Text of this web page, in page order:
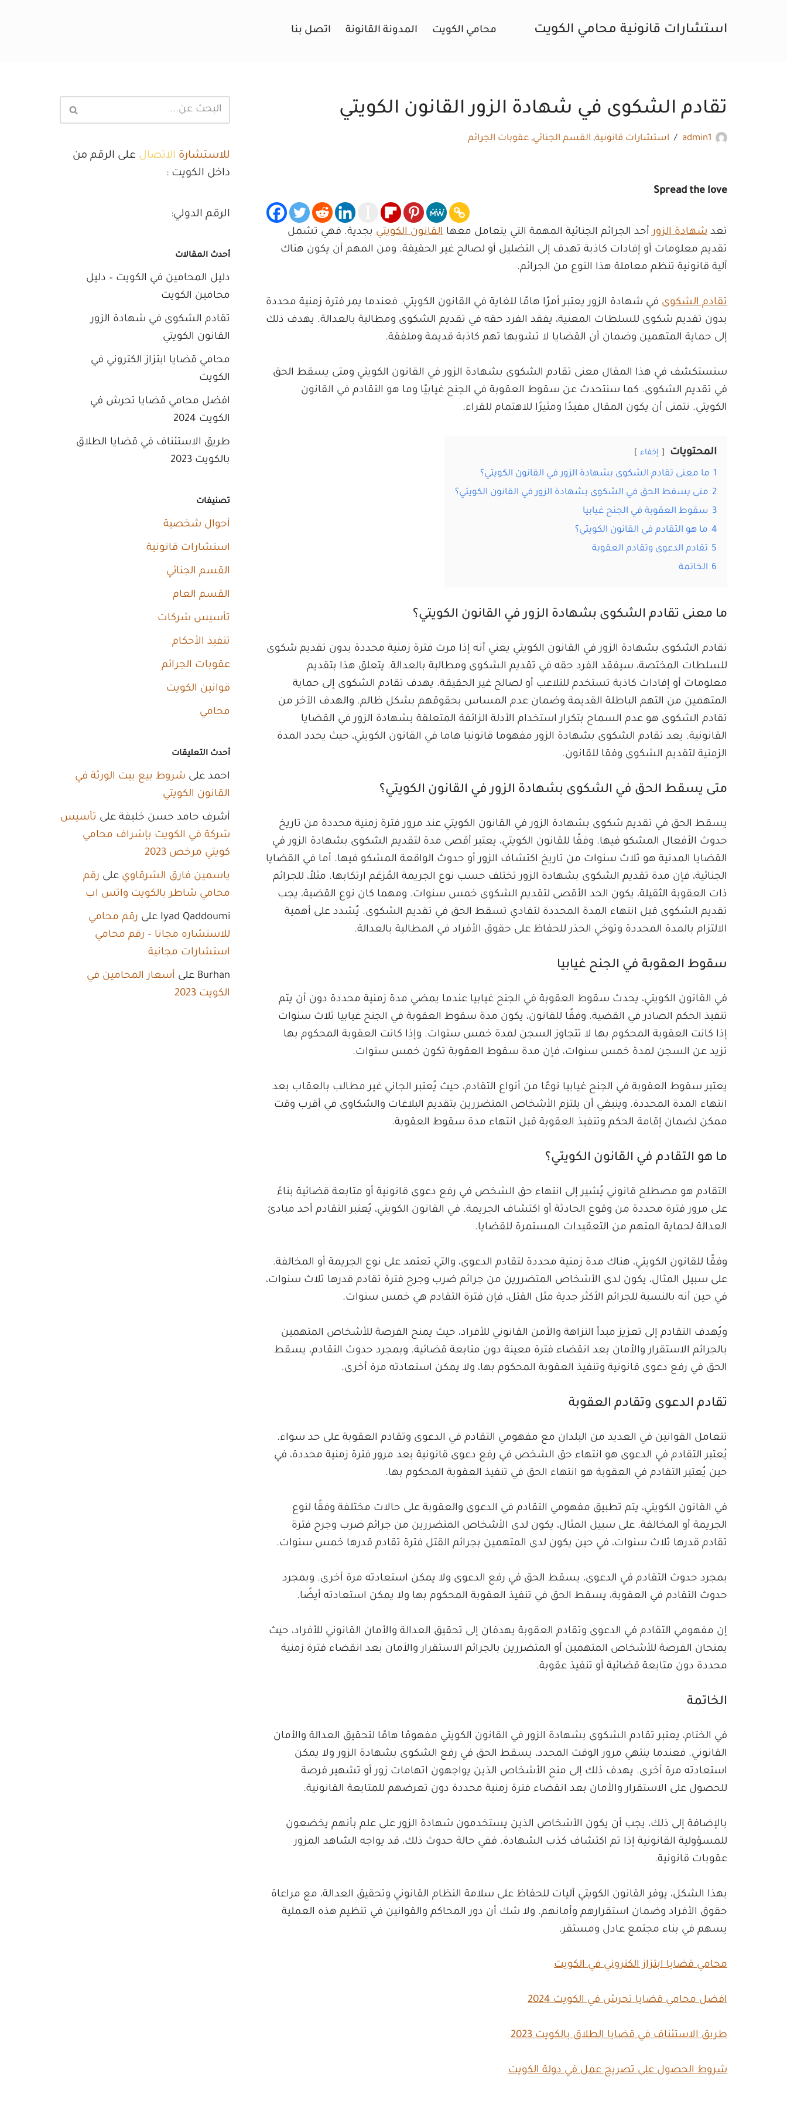
استشارات قانونية محامي الكويت محامي الكويت المدونة القانونة اتصل بنا
تقادم الشكوى في شهادة الزور القانون الكويتي
admin1 استشارات قانونية, القسم الجنائي, عقوبات الجرائم
Spread the love
تعد شهادة الزورأحد الجرائم الجنائية المهمة التي يتعامل معها القانون الكويتي بجدية. فهي تشمل
تقديم معلومات أو إفادات كاذبة تهدف إلى التضليل أو لصالح غير الحقيقة. ومن المهم أن يكون هناك
آلية قانونية تنظم معاملة هذا النوع من الجرائم.
تقادم الشكوى في شهادة الزور يعتبر أمرًا هامًا للغاية في القانون الكويتي. فعندما يمر فترة زمنية محددة
بدون تقديم شكوى للسلطات المعنية، يفقد الفرد حقه في تقديم الشكوى ومطالبة بالعدالة. يهدف ذلك
إلى حماية المتهمين وضمان أن القضايا لا تشوبها تهم كاذبة قديمة وملفقة.
سنستكشف في هذا المقال معنى تقادم الشكوى بشهادة الزور في القانون الكويتي ومتى يسقط الحق
في تقديم الشكوى. كما سنتحدث عن سقوط العقوبة في الجنح غيابيًا وما هو التقادم في القانون
الكويتي. نتمنى أن يكون المقال مفيدًا ومثيرًا للاهتمام للقراء.
المحتويات إخفاء
1 ما معنى تقادم الشكوى بشهادة الزور في القانون الكويتي؟
2 متى يسقط الحق في الشكوى بشهادة الزور في القانون الكويتي؟
3 سقوط العقوبة في الجنح غيابيا
4 ما هو التقادم في القانون الكويتي؟
5 تقادم الدعوى وتقادم العقوبة
6 الخاتمة
ما معنى تقادم الشكوى بشهادة الزور في القانون الكويتي؟
تقادم الشكوى بشهادة الزور في القانون الكويتي يعني أنه إذا مرت فترة زمنية محددة بدون تقديم شكوى
للسلطات المختصة، سيفقد الفرد حقه في تقديم الشكوى ومطالبة بالعدالة. يتعلق هذا بتقديم
معلومات أو إفادات كاذبة تستخدم للتلاعب أو لصالح غير الحقيقة. يهدف تقادم الشكوى إلى حماية
المتهمين من التهم الباطلة القديمة وضمان عدم المساس بحقوقهم بشكل ظالم. والهدف الآخر من
تقادم الشكوى هو عدم السماح بتكرار استخدام الأدلة الزائفة المتعلقة بشهادة الزور في القضايا
القانونية. يعد تقادم الشكوى بشهادة الزور مفهوما قانونيا هاما في القانون الكويتي، حيث يحدد المدة
الزمنية لتقديم الشكوى وفقا للقانون.
متى يسقط الحق في الشكوى بشهادة الزور في القانون الكويتي؟
يسقط الحق في تقديم شكوى بشهادة الزور في القانون الكويتي عند مرور فترة زمنية محددة من تاريخ
حدوث الأفعال المشكو فيها. وفقًا للقانون الكويتي، يعتبر أقصى مدة لتقديم الشكوى بشهادة الزور في
القضايا المدنية هو ثلاث سنوات من تاريخ اكتشاف الزور أو حدوث الواقعة المشكو فيها. أما في القضايا
الجنائية، فإن مدة تقديم الشكوى بشهادة الزور تختلف حسب نوع الجريمة المُزعَم ارتكابها. مثلاً، للجرائم
ذات العقوبة الثقيلة، يكون الحد الأقصى لتقديم الشكوى خمس سنوات. ومهما كان نوع القضية، يجب
تقديم الشكوى قبل انتهاء المدة المحددة لتفادي تسقط الحق في تقديم الشكوى. يُشدد على أهمية
الالتزام بالمدة المحددة وتوخي الحذر للحفاظ على حقوق الأفراد في المطالبة بالعدالة.
سقوط العقوبة في الجنح غيابيا
في القانون الكويتي، يحدث سقوط العقوبة في الجنح غيابيا عندما يمضي مدة زمنية محددة دون أن يتم
تنفيذ الحكم الصادر في القضية. وفقًا للقانون، يكون مدة سقوط العقوبة في الجنح غيابيا ثلاث سنوات
إذا كانت العقوبة المحكوم بها لا تتجاوز السجن لمدة خمس سنوات. وإذا كانت العقوبة المحكوم بها
تزيد عن السجن لمدة خمس سنوات، فإن مدة سقوط العقوبة تكون خمس سنوات.
يعتبر سقوط العقوبة في الجنح غيابيا نوعًا من أنواع التقادم، حيث يُعتبر الجاني غير مطالب بالعقاب بعد
انتهاء المدة المحددة. وينبغي أن يلتزم الأشخاص المتضررين بتقديم البلاغات والشكاوى في أقرب وقت
ممكن لضمان إقامة الحكم وتنفيذ العقوبة قبل انتهاء مدة سقوط العقوبة.
ما هو التقادم في القانون الكويتي؟
التقادم هو مصطلح قانوني يُشير إلى انتهاء حق الشخص في رفع دعوى قانونية أو متابعة قضائية بناءً
على مرور فترة محددة من وقوع الحادثة أو اكتشاف الجريمة. في القانون الكويتي، يُعتبر التقادم أحد مبادئ
العدالة لحماية المتهم من التعقيدات المستمرة للقضايا.
وفقًا للقانون الكويتي، هناك مدة زمنية محددة لتقادم الدعوى، والتي تعتمد على نوع الجريمة أو المخالفة.
على سبيل المثال، يكون لدى الأشخاص المتضررين من جرائم ضرب وجرح فترة تقادم قدرها ثلاث سنوات،
في حين أنه بالنسبة للجرائم الأكثر جدية مثل القتل، فإن فترة التقادم هي خمس سنوات.
ويُهدف التقادم إلى تعزيز مبدأ النزاهة والأمن القانوني للأفراد، حيث يمنح الفرصة للأشخاص المتهمين
بالجرائم الاستقرار والأمان بعد انقضاء فترة معينة دون متابعة قضائية. وبمجرد حدوث التقادم، يسقط
الحق في رفع دعوى قانونية وتنفيذ العقوبة المحكوم بها، ولا يمكن استعادته مرة أخرى.
تقادم الدعوى وتقادم العقوبة
تتعامل القوانين في العديد من البلدان مع مفهومي التقادم في الدعوى وتقادم العقوبة على حد سواء.
يُعتبر التقادم في الدعوى هو انتهاء حق الشخص في رفع دعوى قانونية بعد مرور فترة زمنية محددة، في
حين يُعتبر التقادم في العقوبة هو انتهاء الحق في تنفيذ العقوبة المحكوم بها.
في القانون الكويتي، يتم تطبيق مفهومي التقادم في الدعوى والعقوبة على حالات مختلفة وفقًا لنوع
الجريمة أو المخالفة. على سبيل المثال، يكون لدى الأشخاص المتضررين من جرائم ضرب وجرح فترة
تقادم قدرها ثلاث سنوات، في حين يكون لدى المتهمين بجرائم القتل فترة تقادم قدرها خمس سنوات.
بمجرد حدوث التقادم في الدعوى، يسقط الحق في رفع الدعوى ولا يمكن استعادته مرة أخرى. وبمجرد
حدوث التقادم في العقوبة، يسقط الحق في تنفيذ العقوبة المحكوم بها ولا يمكن استعادته أيضًا.
إن مفهومي التقادم في الدعوى وتقادم العقوبة يهدفان إلى تحقيق العدالة والأمان القانوني للأفراد، حيث
يمنحان الفرصة للأشخاص المتهمين أو المتضررين بالجرائم الاستقرار والأمان بعد انقضاء فترة زمنية
محددة دون متابعة قضائية أو تنفيذ عقوبة.
الخاتمة
في الختام، يعتبر تقادم الشكوى بشهادة الزور في القانون الكويتي مفهومًا هامًا لتحقيق العدالة والأمان
القانوني. فعندما ينتهي مرور الوقت المحدد، يسقط الحق في رفع الشكوى بشهادة الزور ولا يمكن
استعادته مرة أخرى. يهدف ذلك إلى منح الأشخاص الذين يواجهون اتهامات زور أو تشهير فرصة
للحصول على الاستقرار والأمان بعد انقضاء فترة زمنية محددة دون تعرضهم للمتابعة القانونية.
بالإضافة إلى ذلك، يجب أن يكون الأشخاص الذين يستخدمون شهادة الزور على علم بأنهم يخضعون
للمسؤولية القانونية إذا تم اكتشاف كذب الشهادة. ففي حالة حدوث ذلك، قد يواجه الشاهد المزور
عقوبات قانونية.
بهذا الشكل، يوفر القانون الكويتي آليات للحفاظ على سلامة النظام القانوني وتحقيق العدالة، مع مراعاة
حقوق الأفراد وضمان استقرارهم وأمانهم. ولا شك أن دور المحاكم والقوانين في تنظيم هذه العملية
يسهم في بناء مجتمع عادل ومستقر.
محامي قضايا ابتزاز الكتروني في الكويت
افضل محامي قضايا تحرش في الكويت 2024
طريق الاستئناف في قضايا الطلاق بالكويت 2023
شروط الحصول على تصريح عمل في دولة الكويت
للاستشارة الاتصال على الرقم من
داخل الكويت :
الرقم الدولي:
أحدث المقالات
دليل المحامين في الكويت – دليل
محامين الكويت
تقادم الشكوى في شهادة الزور
القانون الكويتي
محامي قضايا ابتزاز الكتروني في
الكويت
افضل محامي قضايا تحرش في
الكويت 2024
طريق الاستئناف في قضايا الطلاق
بالكويت 2023
تصنيفات
أحوال شخصية
استشارات قانونية
القسم الجنائي
القسم العام
تأسيس شركات
تنفيذ الأحكام
عقوبات الجرائم
قوانين الكويت
محامي
أحدث التعليقات
احمد على شروط بيع بيت الورثة في
القانون الكويتي
أشرف حامد حسن خليفة على تأسيس
شركة في الكويت بإشراف محامي
كويتي مرخص 2023
ياسمين فارق الشرقاوي على رقم
محامي شاطر بالكويت واتس اب
Iyad Qaddoumi على رقم محامي
للاستشاره مجانا – رقم محامي
استشارات مجانية
Burhan على أسعار المحامين في
الكويت 2023